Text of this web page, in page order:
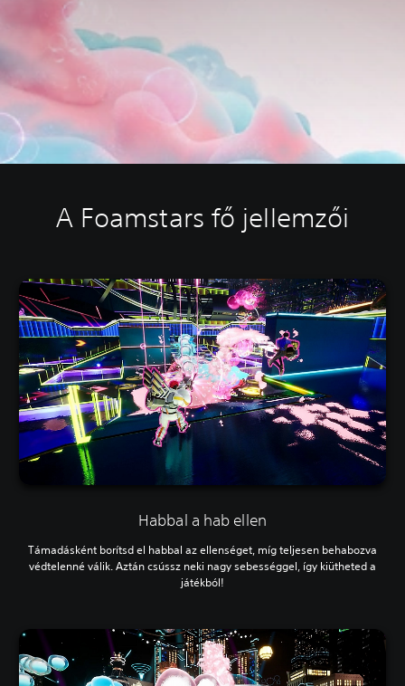
A Foamstars fő jellemzői
Habbal a hab ellen
Támadásként borítsd el habbal az ellenséget, míg teljesen behabozva
védtelenné válik. Aztán csússz neki nagy sebességgel, így kiütheted a
játékból!